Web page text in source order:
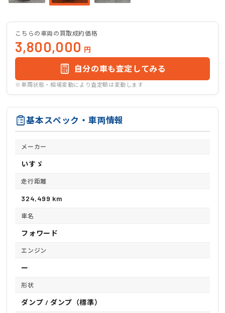
こちらの車両の買取成約価格
3,800,000 円
自分の車も査定してみる
※車両状態・相場変動により査定額は変動します
基本スペック・車両情報
メーカー
いすゞ
走行距離
324,499 km
車名
フォワード
エンジン
ー
形状
ダンプ / ダンプ（標準）